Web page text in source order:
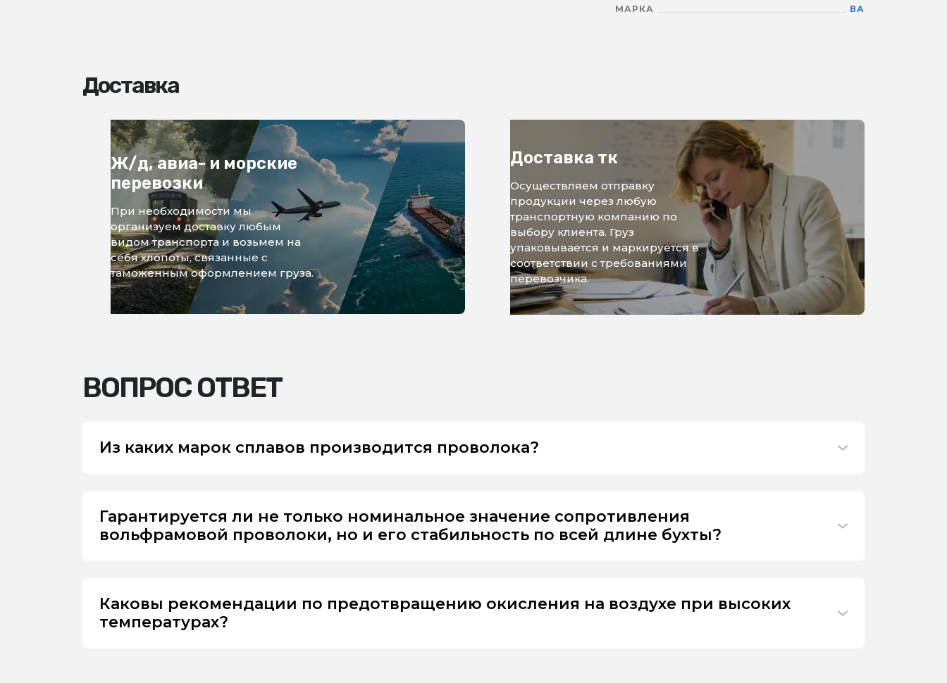
МАРКА
ВА
Доставка
Ж/д, авиа- и морские
перевозки
При необходимости мы
организуем доставку любым
видом транспорта и возьмем на
себя хлопоты, связанные с
таможенным оформлением груза.
Доставка тк
Осуществляем отправку
продукции через любую
транспортную компанию по
выбору клиента. Груз
упаковывается и маркируется в
соответствии с требованиями
перевозчика.
ВОПРОС ОТВЕТ
Из каких марок сплавов производится проволока?
Гарантируется ли не только номинальное значение сопротивления
вольфрамовой проволоки, но и его стабильность по всей длине бухты?
Каковы рекомендации по предотвращению окисления на воздухе при высоких
температурах?